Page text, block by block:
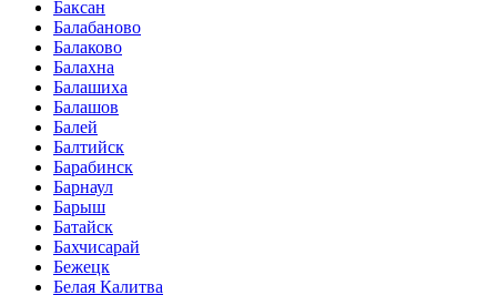
Баксан
Балабаново
Балаково
Балахна
Балашиха
Балашов
Балей
Балтийск
Барабинск
Барнаул
Барыш
Батайск
Бахчисарай
Бежецк
Белая Калитва